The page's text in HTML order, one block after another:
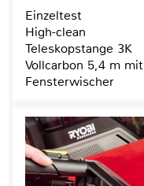
Einzeltest
High-clean
Teleskopstange 3K
Vollcarbon 5,4 m mit
Fensterwischer